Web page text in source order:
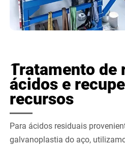
Tratamento de
ácidos e
recursos
Para ácidos residuais
galvanoplastia do aço,